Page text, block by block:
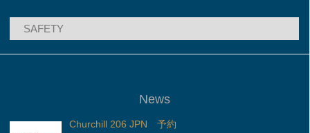
テ
ゴ
News
Churchill 206 JPN 予約